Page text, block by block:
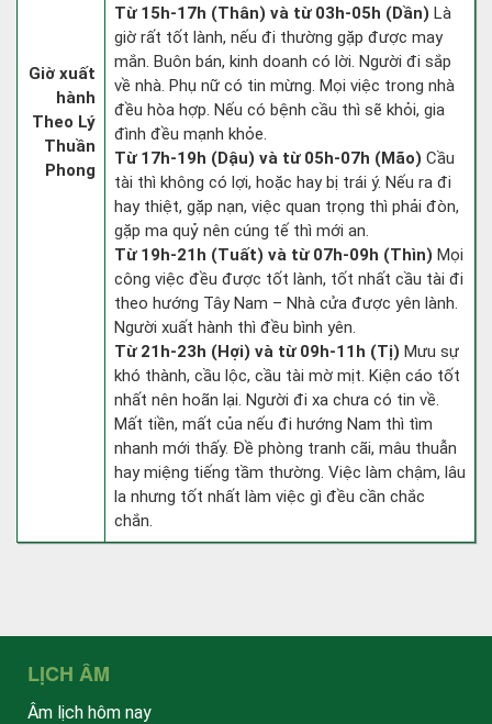
Giờ xuất
hành
Theo Lý
Thuần
Phong
Từ 15h-17h (Thân) và từ 03h-05h (Dần) Là
giờ rất tốt lành, nếu đi thường gặp được may
mắn. Buôn bán, kinh doanh có lời. Người đi sắp
về nhà. Phụ nữ có tin mừng. Mọi việc trong nhà
đều hòa hợp. Nếu có bệnh cầu thì sẽ khỏi, gia
đình đều mạnh khỏe.
Từ 17h-19h (Dậu) và từ 05h-07h (Mão) Cầu
tài thì không có lợi, hoặc hay bị trái ý. Nếu ra đi
hay thiệt, gặp nạn, việc quan trọng thì phải đòn,
gặp ma quỷ nên cúng tế thì mới an.
Từ 19h-21h (Tuất) và từ 07h-09h (Thìn) Mọi
công việc đều được tốt lành, tốt nhất cầu tài đi
theo hướng Tây Nam – Nhà cửa được yên lành.
Người xuất hành thì đều bình yên.
Từ 21h-23h (Hợi) và từ 09h-11h (Tị) Mưu sự
khó thành, cầu lộc, cầu tài mờ mịt. Kiện cáo tốt
nhất nên hoãn lại. Người đi xa chưa có tin về.
Mất tiền, mất của nếu đi hướng Nam thì tìm
nhanh mới thấy. Đề phòng tranh cãi, mâu thuẫn
hay miệng tiếng tầm thường. Việc làm chậm, lâu
la nhưng tốt nhất làm việc gì đều cần chắc
chắn.
LỊCH ÂM
Âm lịch hôm nay